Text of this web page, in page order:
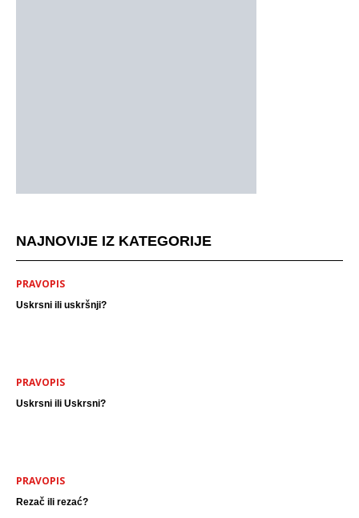
NAJNOVIJE IZ KATEGORIJE
PRAVOPIS
Uskrsni ili uskršnji?
PRAVOPIS
Uskrsni ili Uskrsni?
PRAVOPIS
Rezač ili rezać?